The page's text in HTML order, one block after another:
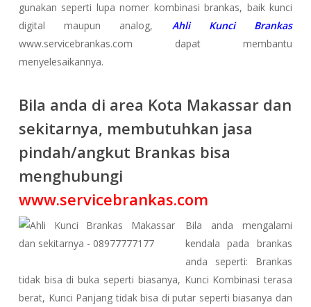
gunakan seperti lupa nomer kombinasi brankas, baik kunci
digital maupun analog, Ahli Kunci Brankas
www.servicebrankas.com dapat membantu
menyelesaikannya.
Bila anda di area Kota Makassar dan
sekitarnya, membutuhkan jasa
pindah/angkut Brankas bisa
menghubungi
www.servicebrankas.com
Bila anda mengalami
kendala pada brankas
anda seperti: Brankas
tidak bisa di buka seperti biasanya, Kunci Kombinasi terasa
berat, Kunci Panjang tidak bisa di putar seperti biasanya dan